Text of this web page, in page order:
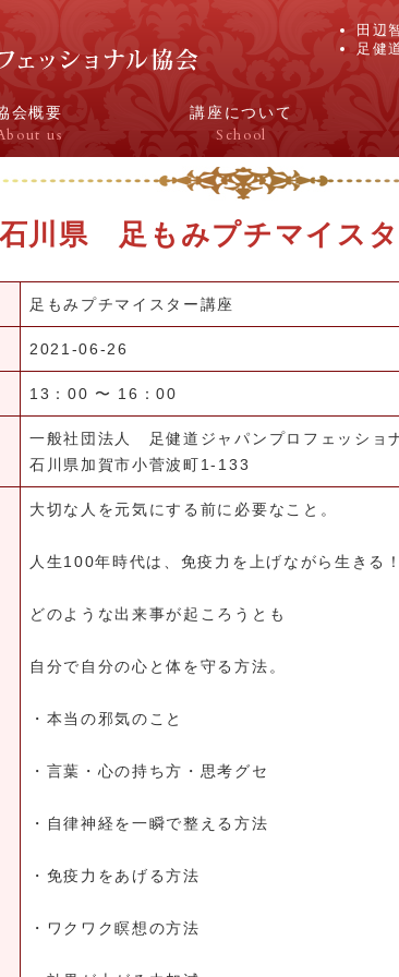
田辺
足健
会概要
us
講座について
School
川県 足もみプチマイス
足もみプチマイスター講座
2021-06-26
13：00 〜 16：00
一般社団法人 足健道ジャパンプロフェッショ
石川県加賀市小菅波町1-133
大切な人を元気にする前に必要なこと。
人生100年時代は、免疫力を上げながら生きる！
どのような出来事が起ころうとも
自分で自分の心と体を守る方法。
・本当の邪気のこと
・言葉・心の持ち方・思考グセ
・自律神経を一瞬で整える方法
・免疫力をあげる方法
・ワクワク瞑想の方法